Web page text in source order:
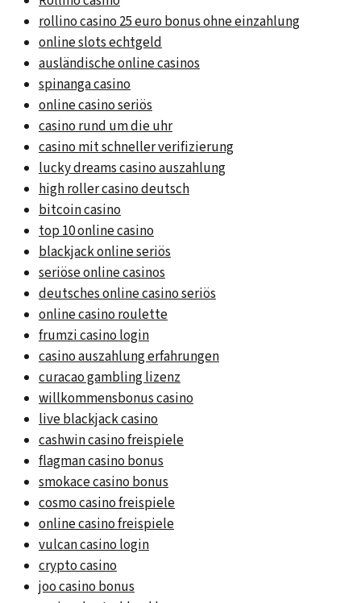
rollino casino 25 euro bonus ohne einzahlung
online slots echtgeld
ausländische online casinos
spinanga casino
online casino seriös
casino rund um die uhr
casino mit schneller verifizierung
lucky dreams casino auszahlung
high roller casino deutsch
bitcoin casino
top 10 online casino
blackjack online seriös
seriöse online casinos
deutsches online casino seriös
online casino roulette
frumzi casino login
casino auszahlung erfahrungen
curacao gambling lizenz
willkommensbonus casino
live blackjack casino
cashwin casino freispiele
flagman casino bonus
smokace casino bonus
cosmo casino freispiele
online casino freispiele
vulcan casino login
crypto casino
joo casino bonus